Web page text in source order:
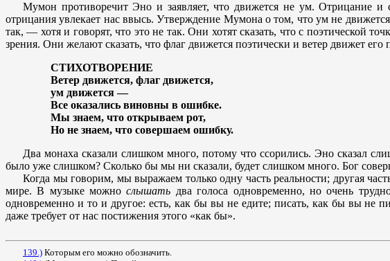
Мумон противоречит Эно и заявляет, что движется не ум. Отрицание
отрицания увлекает нас ввысь. Утверждение Мумона о том, что ум не
так, — хотя и говорят, что это не так. Они хотят сказать, что с поэтической
зрения. Они желают сказать, что флаг движется поэтически и ветер движет
СТИХОТВОРЕНИЕ
Ветер движется, флаг движется,
ум движется —
Все оказались виновны в ошибке.
Мы знаем, что открываем рот,
Но не знаем, что совершаем ошибку.
Два монаха сказали слишком много, потому что ссорились. Эно сказал
было уже слишком? Сколько бы мы ни сказали, будет слишком много. Бог
Когда мы говорим, мы выражаем только одну часть реальности; другая
мире. В музыке можнослышать два голоса одновременно, но очень
одновременно и то и другое: есть, как бы вы не едите; писать, как бы вы не
даже требует от нас постижения этого «как бы».
139.) Которым его можно обозначить.